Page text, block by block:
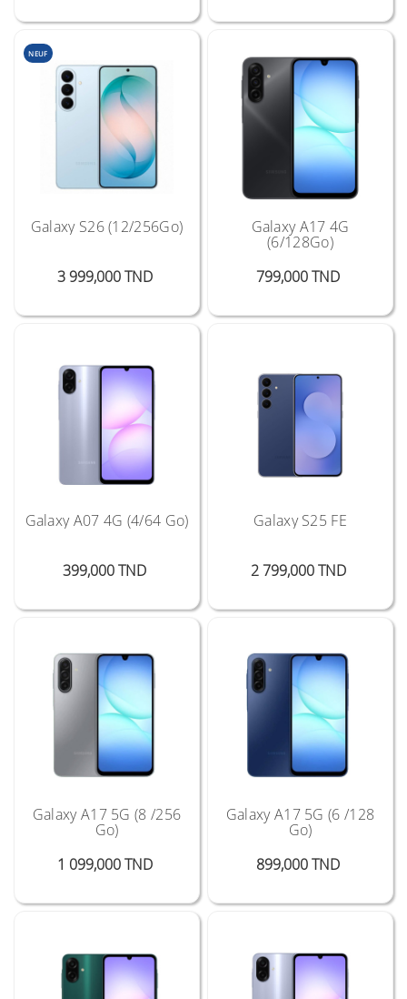
NEUF
Galaxy S26 (12/256Go)
3 999,000 TND
Galaxy A17 4G
(6/128Go)
799,000 TND
Galaxy A07 4G (4/64 Go)
399,000 TND
Galaxy S25 FE
2 799,000 TND
Galaxy A17 5G (8 /256
Go)
1 099,000 TND
Galaxy A17 5G (6 /128
Go)
899,000 TND